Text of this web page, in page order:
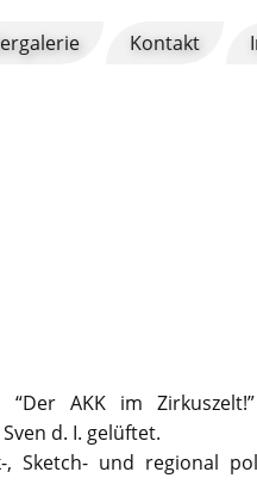
Kontakt
AKK im
d. I. gelüftet.
Sketch- und regional